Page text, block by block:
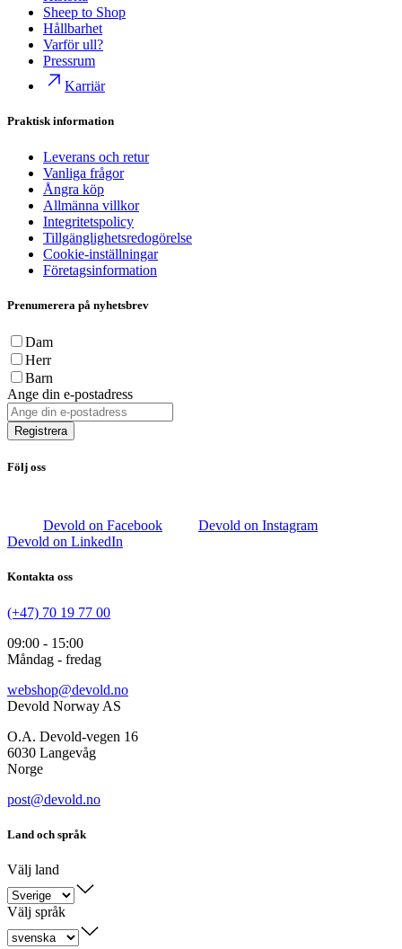
Sheep to Shop
Hållbarhet
Varför ull?
Pressrum
Karriär
Praktisk information
Leverans och retur
Vanliga frågor
Ångra köp
Allmänna villkor
Integritetspolicy
Tillgänglighetsredogörelse
Cookie-inställningar
Företagsinformation
Prenumerera på nyhetsbrev
Dam
Herr
Barn
Ange din e-postadress
Registrera
Följ oss
Devold on Facebook
Devold on Instagram
Devold on LinkedIn
Kontakta oss
(+47) 70 19 77 00
09:00 - 15:00
Måndag - fredag
webshop@devold.no
Devold Norway AS
O.A. Devold-vegen 16
6030 Langevåg
Norge
post@devold.no
Land och språk
Välj land
Välj språk